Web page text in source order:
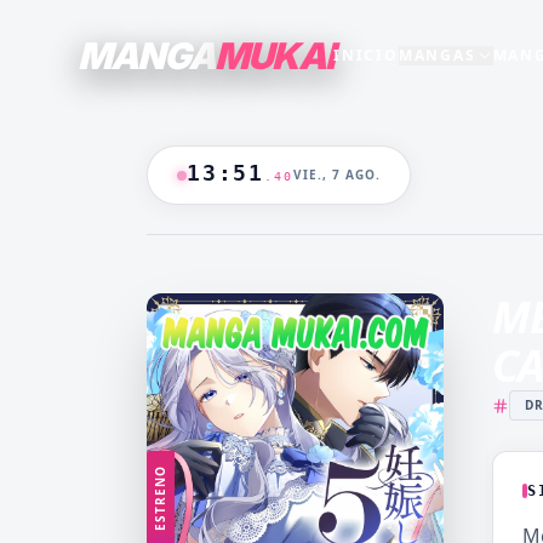
MANGAMUKAIINICIO
TODO EL CATALOGO
BLANCO & NEGRO
CATALOGO
ANIME
FANTASÍA
HENTAI
MADRASTRA MADRE
MANGA AKARI
YAKUIN
MANGA PARA
ADULTOS
13 : 51 41 VIE., 7 AGO.
ESTRENO